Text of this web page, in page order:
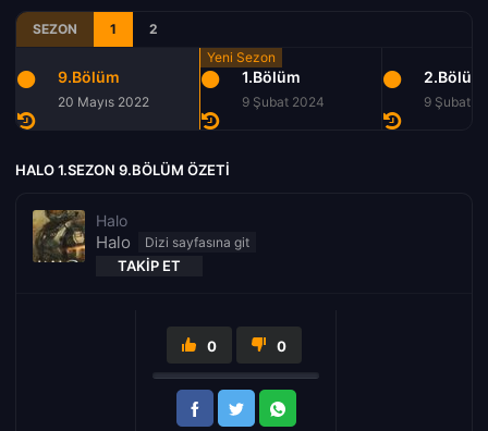
SEZON 1 2
9.Bölüm
20 Mayıs 2022
1.Bölüm
9 Şubat 2024
2.Bölüm
9 Şubat
HALO 1.SEZON 9.BÖLÜM ÖZETI
Halo
Halo
TAKIP ET
0 0